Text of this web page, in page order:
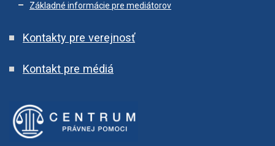
Základné informácie pre mediátorov
Kontakty pre verejnosť
Kontakt pre médiá